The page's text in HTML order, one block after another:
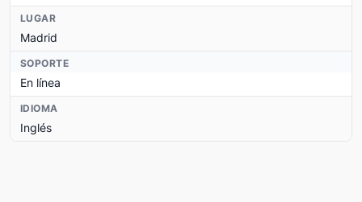
LUGAR
Madrid
SOPORTE
En línea
IDIOMA
Inglés